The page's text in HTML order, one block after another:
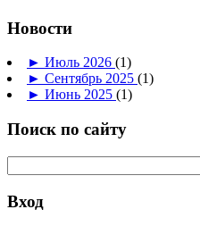
Новости
► Июль 2026 (1)
► Сентябрь 2025 (1)
► Июнь 2025 (1)
Поиск по сайту
Вход